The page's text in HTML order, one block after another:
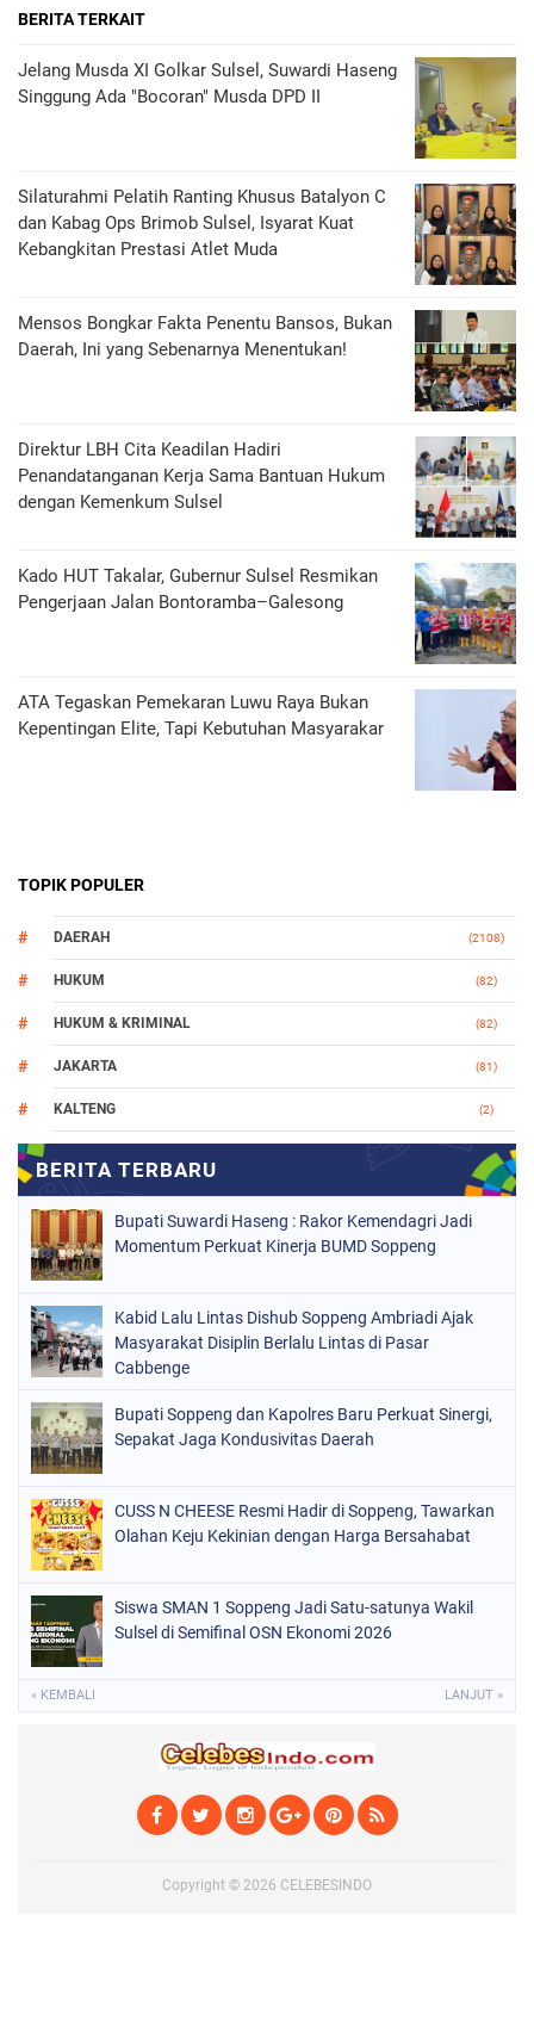
BERITA TERKAIT
Jelang Musda XI Golkar Sulsel, Suwardi Haseng
Singgung Ada "Bocoran" Musda DPD II
Silaturahmi Pelatih Ranting Khusus Batalyon C
dan Kabag Ops Brimob Sulsel, Isyarat Kuat
Kebangkitan Prestasi Atlet Muda
Mensos Bongkar Fakta Penentu Bansos, Bukan
Daerah, Ini yang Sebenarnya Menentukan!
Direktur LBH Cita Keadilan Hadiri
Penandatanganan Kerja Sama Bantuan Hukum
dengan Kemenkum Sulsel
Kado HUT Takalar, Gubernur Sulsel Resmikan
Pengerjaan Jalan Bontoramba–Galesong
ATA Tegaskan Pemekaran Luwu Raya Bukan
Kepentingan Elite, Tapi Kebutuhan Masyarakar
TOPIK POPULER
DAERAH (2108)
HUKUM (82)
HUKUM & KRIMINAL (82)
JAKARTA (81)
KALTENG (2)
(147)
NASIONAL (1021)
ORGANISASI
PERISTIWA
POLITIK (220)
POLRI
SOPPENG (1889)
SULSEL
Bupati Suwardi Haseng : Rakor Kemendagri Jadi
Momentum Perkuat Kinerja BUMD Soppeng
Kabid Lalu Lintas Dishub Soppeng Ambriadi Ajak
Masyarakat Disiplin Berlalu Lintas di Pasar
Cabbenge
Bupati Soppeng dan Kapolres Baru Perkuat Sinergi,
Sepakat Jaga Kondusivitas Daerah
CUSS N CHEESE Resmi Hadir di Soppeng, Tawarkan
Olahan Keju Kekinian dengan Harga Bersahabat
Siswa SMAN 1 Soppeng Jadi Satu-satunya Wakil
Sulsel di Semifinal OSN Ekonomi 2026
« KEMBALI LANJUT »
Copyright © 2026 CELEBESINDO